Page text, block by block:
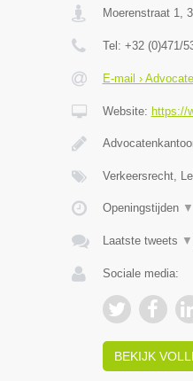
Moerenstraat 1,
Tel: +32 (0)471/
E-mail ›
Website: https://
Verkeersrecht,
Openingstijden ▼
Laatste tweets ▼
Sociale media:
BEKIJK